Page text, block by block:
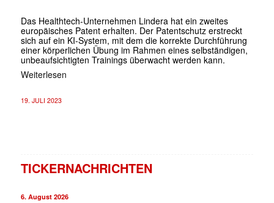
Das Healthtech-Unternehmen Lindera hat ein zweites
europäisches Patent erhalten. Der Patentschutz erstreckt
sich auf ein KI-System, mit dem die korrekte Durchführung
einer körperlichen Übung im Rahmen eines selbständigen,
unbeaufsichtigten Trainings überwacht werden kann.
Weiterlesen
19. JULI 2023
TICKERNACHRICHTEN
6. August 2026